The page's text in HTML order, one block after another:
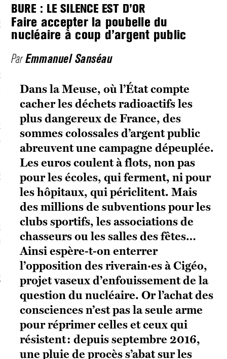
DE BASE
et politique
CONTINU
et prisons
LGBTQI
AU SOLEIL
luttes sociales
VAGUES
politique et critique de la technologie
BURE : LE SILENCE EST D’OR
Faire accepter la poubelle du
nucléaire à coup d’argent public
ParEmmanuel Sanséau
Dans la Meuse, où l’État compte
cacher les déchets radioactifs les
plus dangereux de France, des
sommes colossales d’argent public
abreuvent une campagne dépeuplée.
Les euros coulent à flots, non pas
pour les écoles, qui ferment, ni pour
les hôpitaux, qui périclitent. Mais
des millions de subventions pour les
clubs sportifs, les associations de
chasseurs ou les salles des fêtes…
Ainsi espère-t-on enterrer
l’opposition des riverain·es à Cigéo,
projet vaseux d’enfouissement de la
question du nucléaire. Or l’achat des
consciences n’est pas la seule arme
pour réprimer celles et ceux qui
résistent : depuis septembre 2016,
une pluie de procèss’abat sur les